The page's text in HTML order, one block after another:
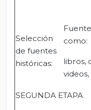
Selección
de fuentes
históricas:
como:
libros,
SEGUNDA ETAPA